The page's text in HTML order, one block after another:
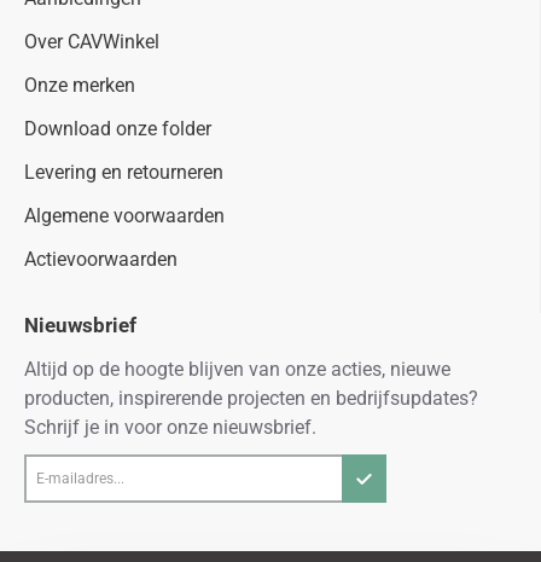
Over CAVWinkel
Onze merken
Download onze folder
Levering en retourneren
Algemene voorwaarden
Actievoorwaarden
Nieuwsbrief
Altijd op de hoogte blijven van onze acties, nieuwe
producten, inspirerende projecten en bedrijfsupdates?
Schrijf je in voor onze nieuwsbrief.
mailadres...